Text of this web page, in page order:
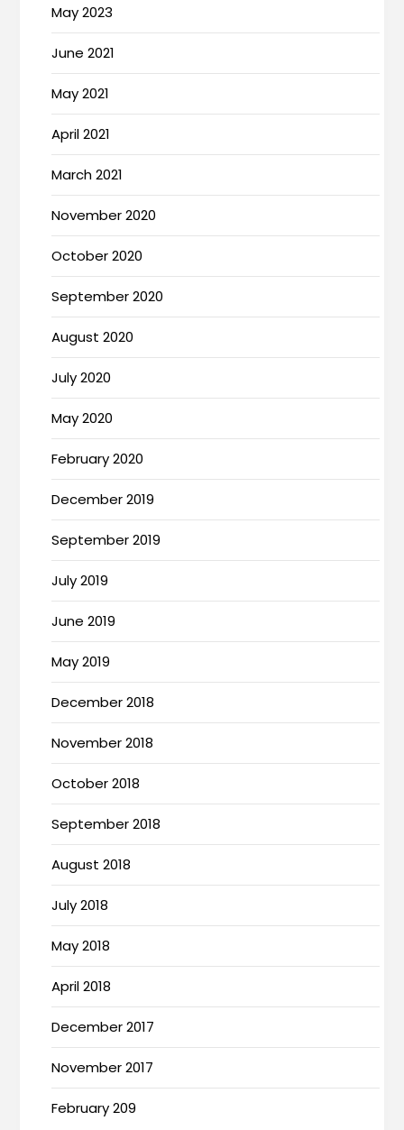
May 2023
June 2021
May 2021
April 2021
March 2021
November 2020
October 2020
September 2020
August 2020
July 2020
May 2020
February 2020
December 2019
September 2019
July 2019
June 2019
May 2019
December 2018
November 2018
October 2018
September 2018
August 2018
July 2018
May 2018
April 2018
December 2017
November 2017
February 209